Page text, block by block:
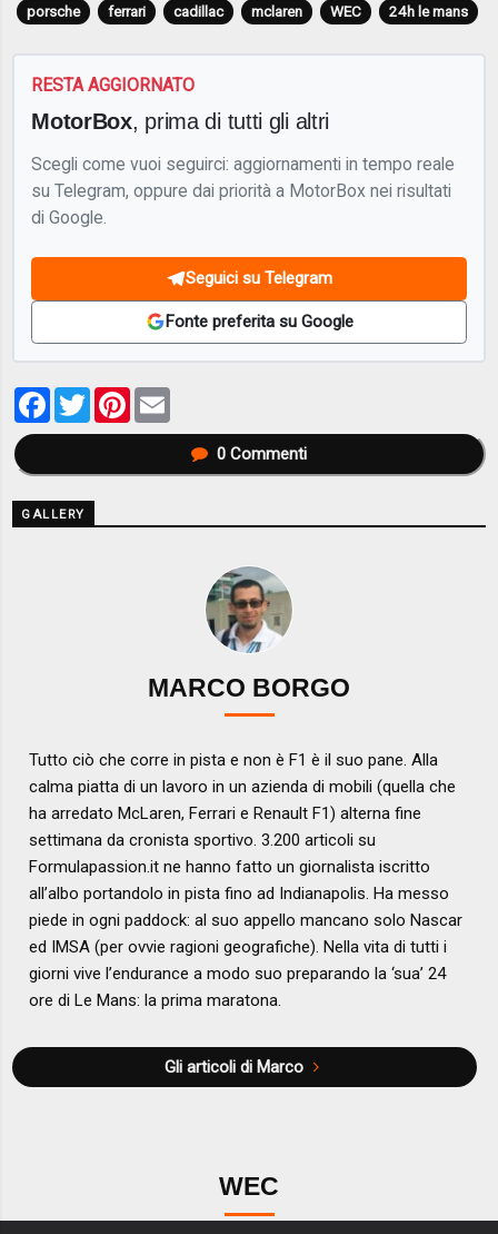
porsche ferrari cadillac mclaren WEC 24h le mans
RESTA AGGIORNATO
MotorBox, prima di tutti gli altri
Scegli come vuoi seguirci: aggiornamenti in tempo reale
su Telegram, oppure dai priorità a MotorBox nei risultati
di Google.
Seguici su Telegram
Fonte preferita su Google
Facebook
TwitterPinterest
0Commenti
GALLERY
MARCO BORGO
Tutto ciò che corre in pista e non è F1 è il suo pane. Alla
calma piatta di un lavoro in un azienda di mobili (quella che
ha arredato McLaren, Ferrari e Renault F1) alterna fine
settimana da cronista sportivo. 3.200 articoli su
Formulapassion.it ne hanno fatto un giornalista iscritto
all’albo portandolo in pista fino ad Indianapolis. Ha messo
piede in ogni paddock: al suo appello mancano solo Nascar
ed IMSA (per ovvie ragioni geografiche). Nella vita di tutti i
giorni vive l’endurance a modo suo preparando la ‘sua’ 24
ore di Le Mans: la prima maratona.
Gli articoli di Marco
WEC